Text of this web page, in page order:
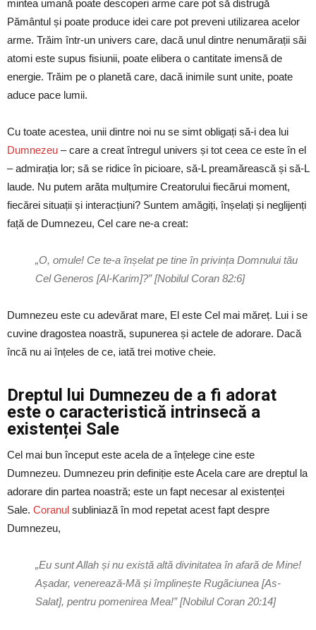
mintea umană poate descoperi arme care pot să distrugă
Pământul și poate produce idei care pot preveni utilizarea acelor
arme. Trăim într-un univers care, dacă unul dintre nenumărații săi
atomi este supus fisiunii, poate elibera o cantitate imensă de
energie. Trăim pe o planetă care, dacă inimile sunt unite, poate
aduce pace lumii.
Cu toate acestea, unii dintre noi nu se simt obligați să-i dea lui
Dumnezeu – care a creat întregul univers și tot ceea ce este în el
– admirația lor; să se ridice în picioare, să-L preamărească și să-L
laude. Nu putem arăta mulțumire Creatorului fiecărui moment,
fiecărei situații și interacțiuni? Suntem amăgiți, înșelați și neglijenți
față de Dumnezeu, Cel care ne-a creat:
„O, omule! Ce te-a înșelat pe tine în privința Domnului tău
Cel Generos [Al-Karim]?” [Nobilul Coran 82:6]
Dumnezeu este cu adevărat mare, El este Cel mai măreț. Lui i se
cuvine dragostea noastră, supunerea și actele de adorare. Dacă
încă nu ai înțeles de ce, iată trei motive cheie.
Dreptul lui Dumnezeu de a fi adorat
este o caracteristică intrinsecă a
existenței Sale
Cel mai bun început este acela de a înțelege cine este
Dumnezeu. Dumnezeu prin definiție este Acela care are dreptul la
adorare din partea noastră; este un fapt necesar al existenței
Sale. Coranul subliniază în mod repetat acest fapt despre
Dumnezeu,
„Eu sunt Allah și nu există altă divinitatea în afară de Mine!
Așadar, venerează-Mă și împlinește Rugãciunea [As-
Salat], pentru pomenirea Mea!” [Nobilul Coran 20:14]